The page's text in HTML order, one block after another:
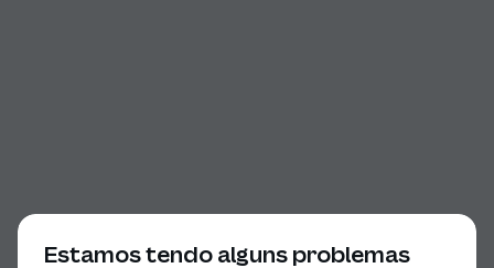
Estamos tendo alguns problemas